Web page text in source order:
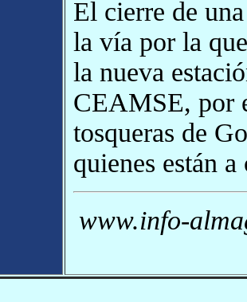
El cierre de
la vía por la
la nueva
CEAMSE, por
tosqueras de
quienes están
www.info-